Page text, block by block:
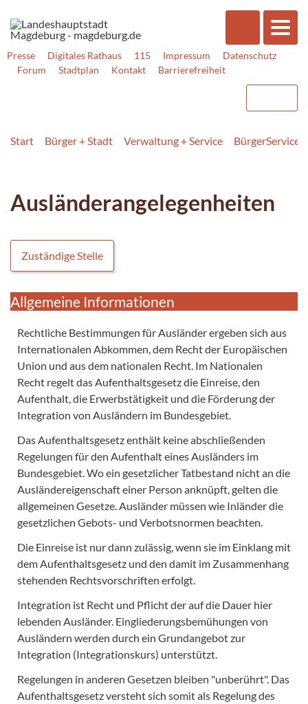
Presse Digitales Rathaus 115 Impressum
Datenschutz
Forum
Stadtplan Kontakt Barrierefreiheit
Start Bürger + Stadt Verwaltung + Service BürgerService
Ausländerangelegenheiten
Zuständige Stelle
Allgemeine Informationen
Rechtliche Bestimmungen für Ausländer ergeben sich aus
Internationalen Abkommen, dem Recht der Europäischen
Union und aus dem nationalen Recht. Im Nationalen
Recht regelt das Aufenthaltsgesetz die Einreise, den
Aufenthalt, die Erwerbstätigkeit und die Förderung der
Integration von Ausländern im Bundesgebiet.
Das Aufenthaltsgesetz enthält keine abschließenden
Regelungen für den Aufenthalt eines Ausländers im
Bundesgebiet. Wo ein gesetzlicher Tatbestand nicht an die
Ausländereigenschaft einer Person anknüpft, gelten die
allgemeinen Gesetze. Ausländer müssen wie Inländer die
gesetzlichen Gebots- und Verbotsnormen beachten.
Die Einreise ist nur dann zulässig, wenn sie im Einklang mit
dem Aufenthaltsgesetz und den damit im Zusammenhang
stehenden Rechtsvorschriften erfolgt.
Integration ist Recht und Pflicht der auf die Dauer hier
lebenden Ausländer. Eingliederungsbemühungen von
Ausländern werden durch ein Grundangebot zur
Integration (Integrationskurs) unterstützt.
Regelungen in anderen Gesetzen bleiben "unberührt". Das
Aufenthaltsgesetz versteht sich somit als Regelung des